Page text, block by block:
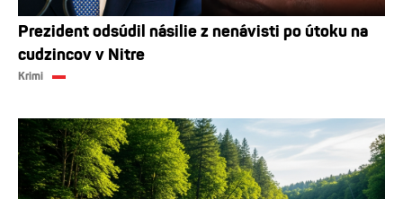
Prezident odsúdil násilie z nenávisti po útoku na
cudzincov v Nitre
Krimi